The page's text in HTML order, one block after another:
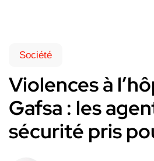
Société
Violences à
Gafsa : les
sécurité pris